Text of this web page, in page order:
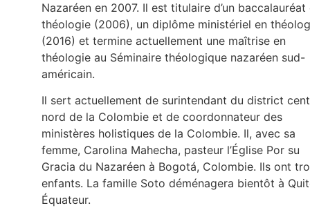
Nazaréen en 2007. Il est titulaire d’un baccalauréat
théologie (2006), un diplôme ministériel en
(2016) et termine actuellement une maîtrise en
théologie au Séminaire théologique nazaréen sud-
américain.
Il sert actuellement de surintendant du district
nord de la Colombie et de coordonnateur des
ministères holistiques de la Colombie. Il, avec sa
femme, Carolina Mahecha, pasteur l’Église Por su
Gracia du Nazaréen à Bogotá, Colombie. Ils ont
enfants. La famille Soto déménagera bientôt à
Équateur.